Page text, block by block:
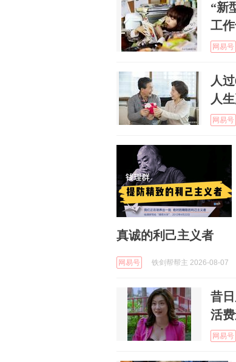
“新
工
网易号
人
人
网易号
真诚的利己主义者
网易号 铁剑帮帮主 2026-08-07
昔
活
网易号